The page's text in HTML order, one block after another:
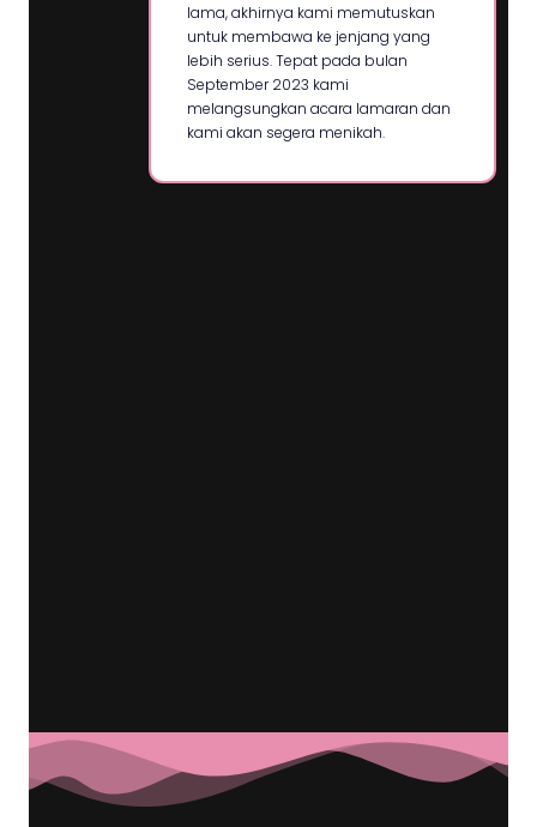
lama, akhirnya kami memutuskan
untuk membawa ke jenjang yang
lebih serius. Tepat pada bulan
September 2023 kami
melangsungkan acara lamaran dan
kami akan segera menikah.